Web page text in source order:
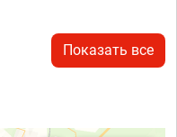
Показать все